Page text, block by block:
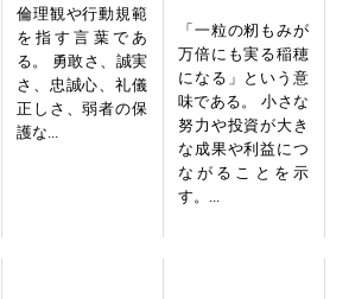
倫理観や行動規範
を指す言葉であ
る。 勇敢さ、誠実
さ、忠誠心、礼儀
正しさ、弱者の保
護な...
「一粒の籾もみが
万倍にも実る稲穂
になる」という意
味である。 小さな
努力や投資が大き
な成果や利益につ
ながることを示
す。...